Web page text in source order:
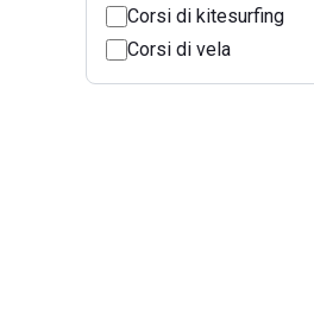
Corsi di kitesurfing
Corsi di vela